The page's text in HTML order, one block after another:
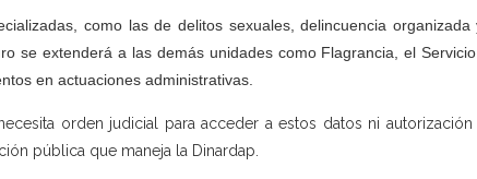
como las de delitos sexuales, delincuencia organizada
se extenderá a las demás unidades como Flagrancia, el
en actuaciones administrativas.
orden judicial para acceder a estos datos ni
pública que maneja la Dinardap.